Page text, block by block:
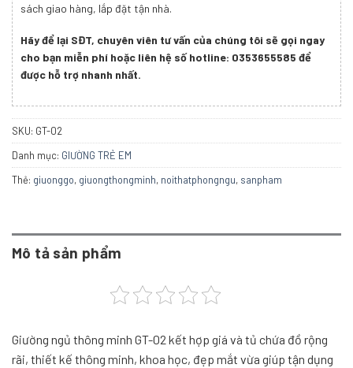
sách giao hàng, lắp đặt tận nhà.
Hãy để lại SĐT, chuyên viên tư vấn của chúng tôi sẽ gọi ngay
cho bạn miễn phí hoặc liên hệ số hotline: 0353655585 để
được hỗ trợ nhanh nhất.
SKU: GT-02
Danh mục: GIƯỜNG TRẺ EM
Thẻ: giuonggo, giuongthongminh, noithatphongngu, sanpham
Mô tả sản phẩm
Giường ngủ thông minh GT-02 kết hợp giá và tủ chứa đồ rộng
rãi, thiết kế thông minh, khoa học, đẹp mắt vừa giúp tận dụng